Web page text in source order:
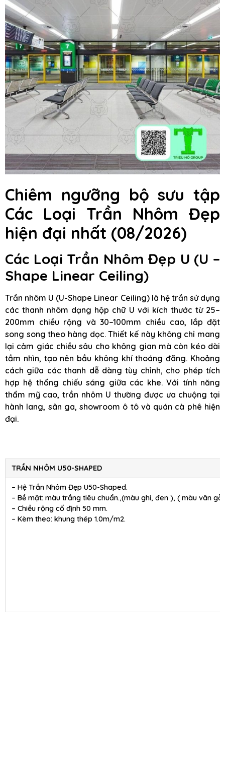
Chiêm ngưỡng bộ sưu tập
Các Loại Trần Nhôm Đẹp
hiện đại nhất (08/2026)
Các Loại Trần Nhôm Đẹp U (U –
Shape Linear Ceiling)
Trần nhôm U (U-Shape Linear Ceiling) là hệ trần sử dụng
các thanh nhôm dạng hộp chữ U với kích thước từ 25–
200mm chiều rộng và 30–100mm chiều cao, lắp đặt
song song theo hàng dọc. Thiết kế này không chỉ mang
lại cảm giác chiều sâu cho không gian mà còn kéo dài
tầm nhìn, tạo nên bầu không khí thoáng đãng. Khoảng
cách giữa các thanh dễ dàng tùy chỉnh, cho phép tích
hợp hệ thống chiếu sáng giữa các khe. Với tính năng
thẩm mỹ cao, trần nhôm U thường được ưa chuộng tại
hành lang, sân ga, showroom ô tô và quán cà phê hiện
đại.
TRẦN NHÔM U50-SHAPED
– Hệ Trần Nhôm Đẹp U50-Shaped.
– Bề mặt: màu trắng tiêu chuẩn.,(màu ghi, đen ), ( màu vân gỗ
– Chiều rộng cố định 50 mm.
– Kèm theo: khung thép 1.0m/m2.